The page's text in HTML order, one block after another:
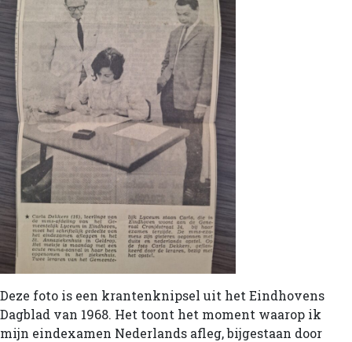
Deze foto is een krantenknipsel uit het Eindhovens
Dagblad van 1968. Het toont het moment waarop ik
mijn eindexamen Nederlands afleg, bijgestaan door